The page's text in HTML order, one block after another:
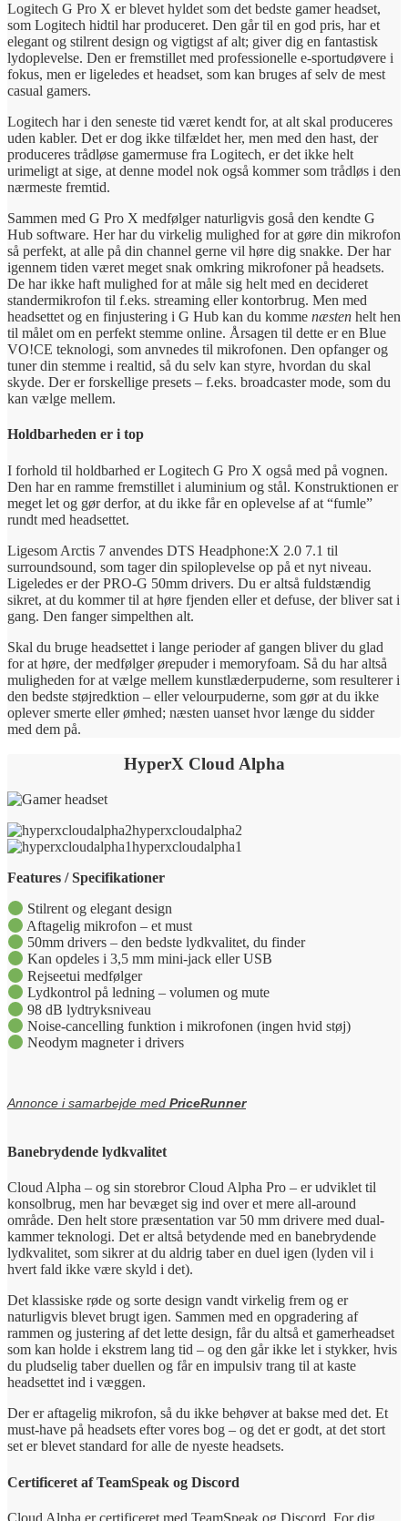
Logitech G Pro X er blevet hyldet som det bedste gamer headset,
som Logitech hidtil har produceret. Den går til en god pris, har et
elegant og stilrent design og vigtigst af alt; giver dig en fantastisk
lydoplevelse. Den er fremstillet med professionelle e-sportudøvere i
fokus, men er ligeledes et headset, som kan bruges af selv de mest
casual gamers.
Logitech har i den seneste tid været kendt for, at alt skal produceres
uden kabler. Det er dog ikke tilfældet her, men med den hast, der
produceres trådløse gamermuse fra Logitech, er det ikke helt
urimeligt at sige, at denne model nok også kommer som trådløs i den
nærmeste fremtid.
Sammen med G Pro X medfølger naturligvis goså den kendte G
Hub software. Her har du virkelig mulighed for at gøre din mikrofon
så perfekt, at alle på din channel gerne vil høre dig snakke. Der har
igennem tiden været meget snak omkring mikrofoner på headsets.
De har ikke haft mulighed for at måle sig helt med en decideret
standermikrofon til f.eks. streaming eller kontorbrug. Men med
headsettet og en finjustering i G Hub kan du komme næsten helt hen
til målet om en perfekt stemme online. Årsagen til dette er en Blue
VO!CE teknologi, som anvnedes til mikrofonen. Den opfanger og
tuner din stemme i realtid, så du selv kan styre, hvordan du skal
skyde. Der er forskellige presets – f.eks. broadcaster mode, som du
kan vælge mellem.
Holdbarheden er i top
I forhold til holdbarhed er Logitech G Pro X også med på vognen.
Den har en ramme fremstillet i aluminium og stål. Konstruktionen er
meget let og gør derfor, at du ikke får en oplevelse af at “fumle”
rundt med headsettet.
Ligesom Arctis 7 anvendes DTS Headphone:X 2.0 7.1 til
surroundsound, som tager din spiloplevelse op på et nyt niveau.
Ligeledes er der PRO-G 50mm drivers. Du er altså fuldstændig
sikret, at du kommer til at høre fjenden eller et defuse, der bliver sat i
gang. Den fanger simpelthen alt.
Skal du bruge headsettet i lange perioder af gangen bliver du glad
for at høre, der medfølger ørepuder i memoryfoam. Så du har altså
muligheden for at vælge mellem kunstlæderpuderne, som resulterer i
den bedste støjredktion – eller velourpuderne, som gør at du ikke
oplever smerte eller ømhed; næsten uanset hvor længe du sidder
med dem på.
HyperX Cloud Alpha
hyperxcloudalpha2
hyperxcloudalpha1
Features / Specifikationer
Stilrent og elegant design
Aftagelig mikrofon – et must
50mm drivers – den bedste lydkvalitet, du finder
Kan opdeles i 3,5 mm mini-jack eller USB
Rejseetui medfølger
Lydkontrol på ledning – volumen og mute
98 dB lydtryksniveau
Noise-cancelling funktion i mikrofonen (ingen hvid støj)
Neodym magneter i drivers
Annonce i samarbejde med PriceRunner
Banebrydende lydkvalitet
Cloud Alpha – og sin storebror Cloud Alpha Pro – er udviklet til
konsolbrug, men har bevæget sig ind over et mere all-around
område. Den helt store præsentation var 50 mm drivere med dual-
kammer teknologi. Det er altså betydende med en banebrydende
lydkvalitet, som sikrer at du aldrig taber en duel igen (lyden vil i
hvert fald ikke være skyld i det).
Det klassiske røde og sorte design vandt virkelig frem og er
naturligvis blevet brugt igen. Sammen med en opgradering af
rammen og justering af det lette design, får du altså et gamerheadset
som kan holde i ekstrem lang tid – og den går ikke let i stykker, hvis
du pludselig taber duellen og får en impulsiv trang til at kaste
headsettet ind i væggen.
Der er aftagelig mikrofon, så du ikke behøver at bakse med det. Et
must-have på headsets efter vores bog – og det er godt, at det stort
set er blevet standard for alle de nyeste headsets.
Certificeret af TeamSpeak og Discord
Cloud Alpha er certificeret med TeamSpeak og Discord. For dig